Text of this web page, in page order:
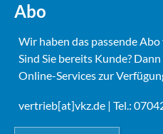
Abo
Wir haben das passende Abo
Sind Sie bereits Kunde?
Online-Services zur
vertrieb[at]vkz.de | Tel.: